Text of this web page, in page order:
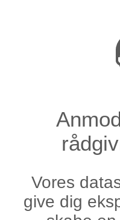
Vores
give dig